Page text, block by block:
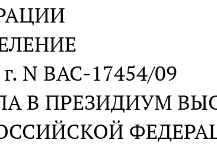
N ВАС-17454/09
В ПРЕЗИДИУМ